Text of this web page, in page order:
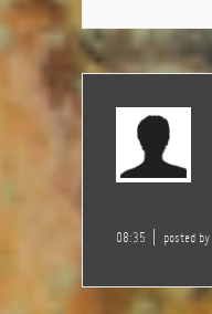
08:35 posted by